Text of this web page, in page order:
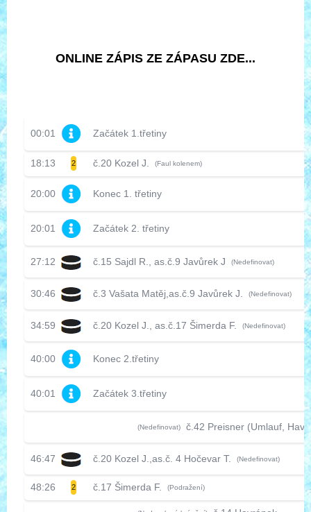
ONLINE ZÁPIS ZE ZÁPASU ZDE...
00:01 Začátek 1.třetiny
18:13 2 č.20 Kozel J. (Faul kolenem)
20:00 Konec 1. třetiny
20:01 Začátek 2. třetiny
27:12 č.15 Sajdl R., as.č.9 Javůrek J (Nedefinovat)
30:46 č.3 Vašata Matěj,as.č.9 Javůrek J. (Nedefinovat)
34:59 č.20 Kozel J., as.č.17 Šimerda F. (Nedefinovat)
40:00 Konec 2.třetiny
40:01 Začátek 3.třetiny
(Nedefinovat) č.42 Preisner (Umlauf,
46:47 č.20 Kozel J.,as.č. 4 Hočevar T. (Nedefinovat)
48:26 2 č.17 Šimerda F. (Podražení)